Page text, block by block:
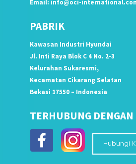
Email: info@oci-
PABRIK
Kawasan Industri Hyundai
Jl. Inti Raya Blok C 4 No. 2-3
Kelurahan Sukaresmi,
Kecamatan Cikarang Selatan
Bekasi 17550 – Indonesia
TERHUBUNG
Hubungi